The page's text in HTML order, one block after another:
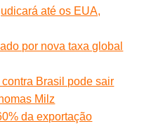
até os EUA,
por nova taxa global
Brasil pode sair
Milz
da exportação